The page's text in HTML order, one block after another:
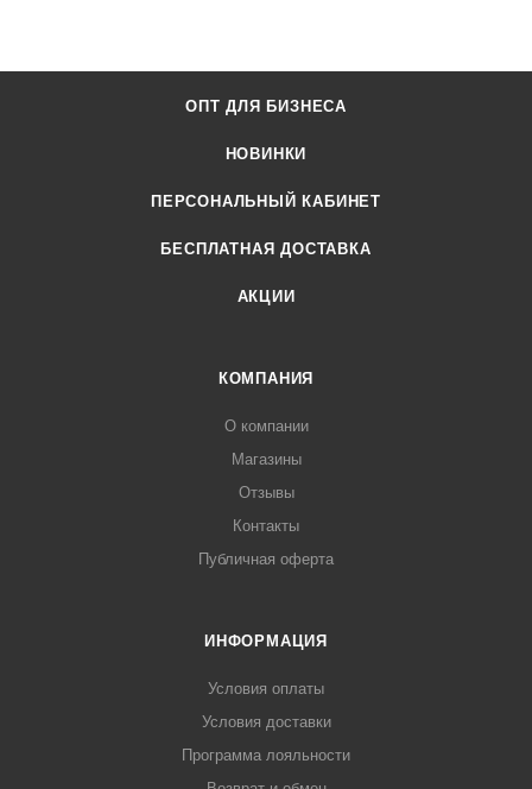
ОПТ ДЛЯ БИЗНЕСА
НОВИНКИ
ПЕРСОНАЛЬНЫЙ КАБИНЕТ
БЕСПЛАТНАЯ ДОСТАВКА
АКЦИИ
КОМПАНИЯ
О компании
Магазины
Отзывы
Контакты
Публичная оферта
ИНФОРМАЦИЯ
Условия оплаты
Условия доставки
Программа лояльности